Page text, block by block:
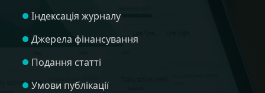
Індексація журналу
Джерела фінансування
Подання статті
Умови публікації